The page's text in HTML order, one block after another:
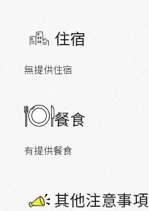
住宿
無提供住宿
餐食
有提供餐食
其他注意事項